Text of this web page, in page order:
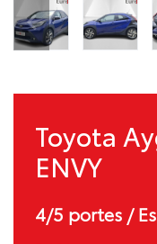
Toyota
ENVY
4/5 portes /